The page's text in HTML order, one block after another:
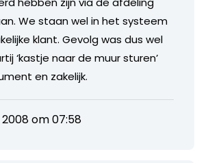
We staan wel in het systeem
klant. Gevolg was dus wel
‘kastje naar de muur sturen’
en zakelijk.
om 07:58